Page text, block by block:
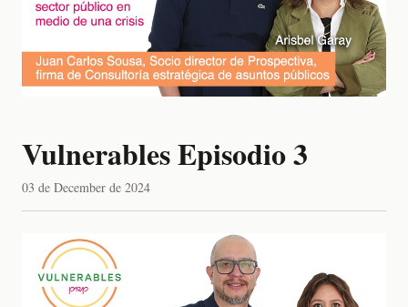
Vulnerables Episodio 3
03 de December de 2024